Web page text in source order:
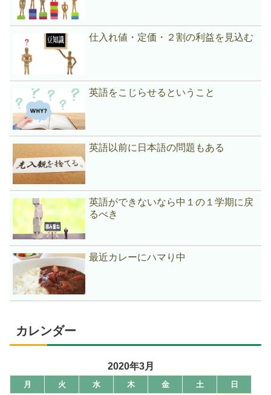
仕入れ値・定価・２割の利益を見込む
英語をこじらせるということ
英語以前に日本語の問題もある
英語ができないなら中１の１学期に戻
るべき
最近カレーにハマり中
カレンダー
2020年3月
月 火 水 木 金 土
日